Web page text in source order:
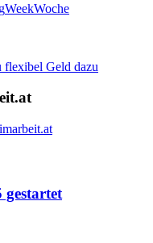
WeekWoche
flexibel Geld dazu
gestartet